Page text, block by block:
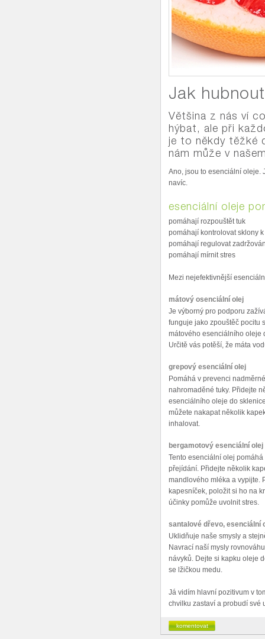
Jak
Většina z nás ví
hýbat, ale při
je to někdy těžké
nám může v
Ano, jsou to esenciální oleje.
navíc.
esenciální oleje
pomáhají rozpouštět tuk
pomáhají kontrolovat sklony
pomáhají regulovat
pomáhají mírnit stres
Mezi nejefektivnější
mátový osenciální olej
Je výborný pro podporu
funguje jako zpouštěč pocitu
mátového esenciálního oleje
Určitě vás potěší, že máta
grepový esenciální olej
Pomáhá v prevenci
nahromaděné tuky. Přidejte
esenciálního oleje do
můžete nakapat několik
inhalovat.
bergamotový esenciální olej
Tento esenciální olej
přejídání. Přidejte několik
mandlového mléka a vypijte.
kapesníček, položit si ho na
účinky pomůže uvolnit stres.
santalové dřevo, esenciální
Uklidňuje naše smysly a
Navrací naší mysly
návyků. Dejte si kapku oleje
se lžičkou medu.
Já vidím hlavní pozitivum v
chvilku zastaví a probudí své
komentovat